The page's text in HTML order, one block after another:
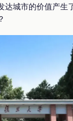
达城市的价值产生